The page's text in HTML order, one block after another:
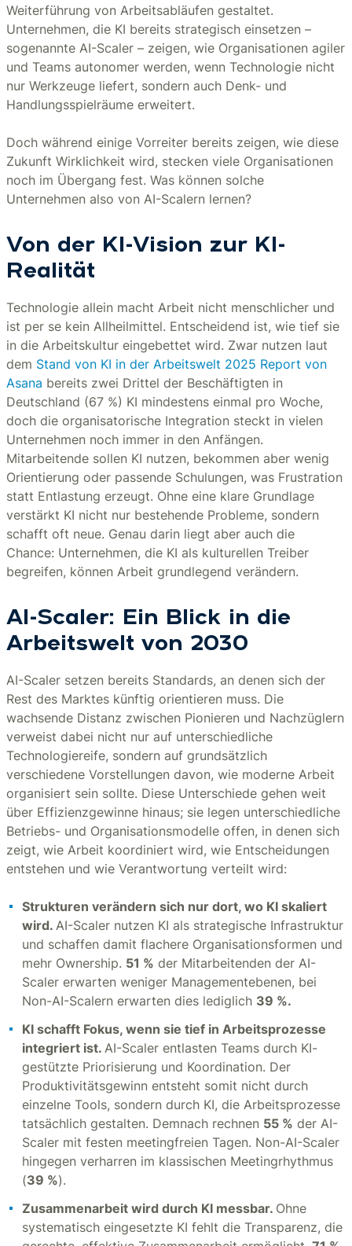
Weiterführung von Arbeitsabläufen gestaltet.
Unternehmen, die KI bereits strategisch einsetzen –
sogenannte AI-Scaler – zeigen, wie Organisationen agiler
und Teams autonomer werden, wenn Technologie nicht
nur Werkzeuge liefert, sondern auch Denk- und
Handlungsspielräume erweitert.
Doch während einige Vorreiter bereits zeigen, wie diese
Zukunft Wirklichkeit wird, stecken viele Organisationen
noch im Übergang fest. Was können solche
Unternehmen also von AI-Scalern lernen?
Von der KI-Vision zur KI-
Realität
Technologie allein macht Arbeit nicht menschlicher und
ist per se kein Allheilmittel. Entscheidend ist, wie tief sie
in die Arbeitskultur eingebettet wird. Zwar nutzen laut
dem Stand von KI in der Arbeitswelt 2025 Report von
Asana bereits zwei Drittel der Beschäftigten in
Deutschland (67 %) KI mindestens einmal pro Woche,
doch die organisatorische Integration steckt in vielen
Unternehmen noch immer in den Anfängen.
Mitarbeitende sollen KI nutzen, bekommen aber wenig
Orientierung oder passende Schulungen, was Frustration
statt Entlastung erzeugt. Ohne eine klare Grundlage
verstärkt KI nicht nur bestehende Probleme, sondern
schafft oft neue. Genau darin liegt aber auch die
Chance: Unternehmen, die KI als kulturellen Treiber
begreifen, können Arbeit grundlegend verändern.
AI-Scaler: Ein Blick in die
Arbeitswelt von 2030
AI-Scaler setzen bereits Standards, an denen sich der
Rest des Marktes künftig orientieren muss. Die
wachsende Distanz zwischen Pionieren und Nachzüglern
verweist dabei nicht nur auf unterschiedliche
Technologiereife, sondern auf grundsätzlich
verschiedene Vorstellungen davon, wie moderne Arbeit
organisiert sein sollte. Diese Unterschiede gehen weit
über Effizienzgewinne hinaus; sie legen unterschiedliche
Betriebs- und Organisationsmodelle offen, in denen sich
zeigt, wie Arbeit koordiniert wird, wie Entscheidungen
entstehen und wie Verantwortung verteilt wird:
Strukturen verändern sich nur dort, wo KI skaliert
wird. AI-Scaler nutzen KI als strategische Infrastruktur
und schaffen damit flachere Organisationsformen und
mehr Ownership. 51 % der Mitarbeitenden der AI-
Scaler erwarten weniger Managementebenen, bei
Non-AI-Scalern erwarten dies lediglich 39 %.
KI schafft Fokus, wenn sie tief in Arbeitsprozesse
integriert ist. AI-Scaler entlasten Teams durch KI-
gestützte Priorisierung und Koordination. Der
Produktivitätsgewinn entsteht somit nicht durch
einzelne Tools, sondern durch KI, die Arbeitsprozesse
tatsächlich gestalten. Demnach rechnen 55 % der AI-
Scaler mit festen meetingfreien Tagen. Non-AI-Scaler
hingegen verharren im klassischen Meetingrhythmus
(39 %).
Zusammenarbeit wird durch KI messbar. Ohne
systematisch eingesetzte KI fehlt die Transparenz, die